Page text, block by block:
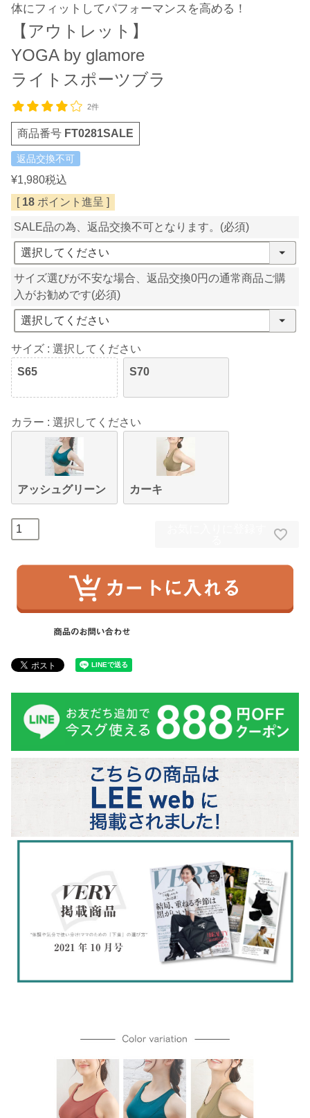
体にフィットしてパフォーマンスを高める！
【アウトレット】
YOGA by glamore
ライトスポーツブラ
2件
商品番号 FT0281SALE
返品交換不可
¥1,980税込
[ 18 ポイント進呈 ]
SALE品の為、返品交換不可となります。 (必須)
サイズ選びが不安な場合、返品交換0円の通常商品ご購
入がお勧めです(必須)
サイズ
選択してください
S65
S70
カラー 選択してください
アッシュグリーン カーキ